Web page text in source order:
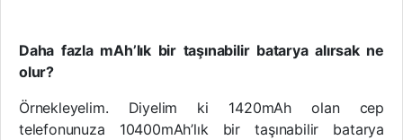
Daha fazla mAh’lık bir taşınabilir batarya alırsak ne
olur?
Örnekleyelim. Diyelim ki 1420mAh olan cep
telefonunuza 10400mAh’lık bir taşınabilir batarya